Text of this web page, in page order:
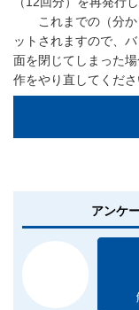
これまでの（分か
ットされますので、
面を閉じてしまった
作をやり直してくださ
アンケ